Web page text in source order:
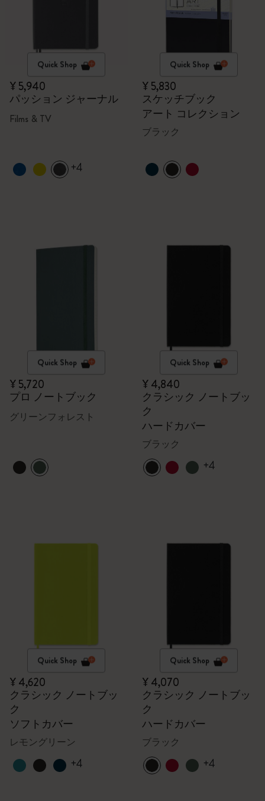
Quick Shop
¥ 5,940
パッション ジャーナル
Films & TV
+4
Quick Shop
¥ 5,830
スケッチブック
アート コレクション
ブラック
Quick Shop
¥ 5,720
プロ ノートブック
グリーンフォレスト
Quick Shop
¥ 4,840
クラシック ノートブッ
ク
ハードカバー
ブラック
+4
Quick Shop
¥ 4,620
クラシック ノートブッ
ク
ソフトカバー
レモングリーン
+4
Quick Shop
¥ 4,070
クラシック ノートブッ
ク
ハードカバー
ブラック
+4